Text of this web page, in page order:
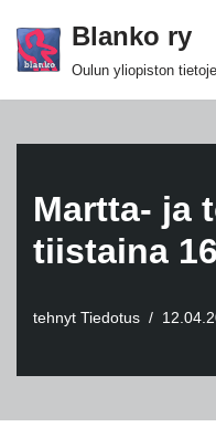
Siirry
Blanko ry
Oulun yliopiston
Martta- ja
tiistaina
tehnyt Tiedotus